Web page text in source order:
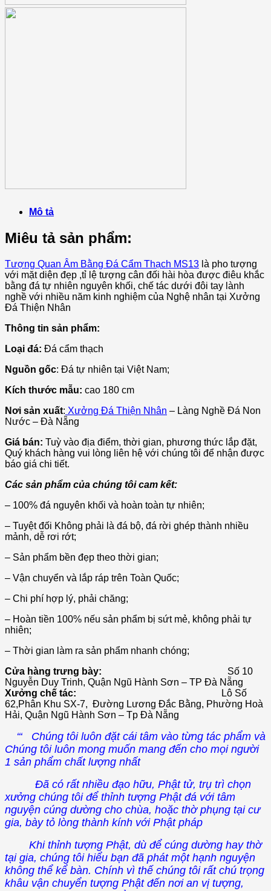
Mô tả
Miêu tả sản phẩm:
Tượng Quan Âm Bằng Đá Cẩm Thạch MS13 là pho tượng
với mặt diện đẹp ,tỉ lệ tượng cân đối hài hòa được điêu khắc
bằng đá tự nhiên nguyên khối, chế tác dưới đôi tay lành
nghề với nhiều năm kinh nghiệm của Nghệ nhân tại Xưởng
Đá Thiện Nhân
Thông tin sản phẩm:
Loại đá: Đá cẩm thạch
Nguồn gốc: Đá tự nhiên tại Việt Nam;
Kích thước mẫu: cao 180 cm
Nơi sản xuất: Xưởng Đá Thiện Nhân – Làng Nghề Đá Non
Nước – Đà Nẵng
Giá bán: Tuỳ vào địa điểm, thời gian, phương thức lắp đặt,
Quý khách hàng vui lòng liên hệ với chúng tôi để nhận được
báo giá chi tiết.
Các sản phẩm của chúng tôi cam kết:
– 100% đá nguyên khối và hoàn toàn tự nhiên;
– Tuyệt đối Không phải là đá bộ, đá rời ghép thành nhiều
mảnh, dễ rơi rớt;
– Sản phẩm bền đẹp theo thời gian;
– Vận chuyển và lắp ráp trên Toàn Quốc;
– Chi phí hợp lý, phải chăng;
– Hoàn tiền 100% nếu sản phẩm bị sứt mẻ, không phải tự
nhiên;
– Thời gian làm ra sản phẩm nhanh chóng;
Cửa hàng trưng bày:
Số 10
Nguyễn Duy Trinh, Quận Ngũ Hành Sơn – TP Đà Nẵng
Xưởng chế tác:
Lô Số
62,Phân Khu SX-7, Đường Lương Đắc Bằng, Phường Hoà
Hải, Quận Ngũ Hành Sơn – Tp Đà Nẵng
‘‘‘ Chúng tôi luôn đặt cái tâm vào từng tác phẩm và
Chúng tôi luôn mong muốn mang đến cho mọi người
1 sản phẩm chất lượng nhất
Đã có rất nhiều đạo hữu, Phật tử, trụ trì chọn
xưởng chúng tôi để thỉnh tượng Phật đá với tâm
nguyện cúng dường cho chùa, hoặc thờ phụng tại cư
gia, bày tỏ lòng thành kính với Phật pháp
Khi thỉnh tượng Phật, dù để cúng dường hay thờ
tại gia, chúng tôi hiểu bạn đã phát một hạnh nguyện
không thể kể bàn. Chính vì thế chúng tôi rất chú trọng
khâu vận chuyển tượng Phật đến nơi an vị tượng,